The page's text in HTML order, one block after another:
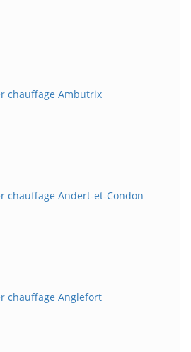
chauffage Ambutrix
chauffage Andert-et-Condon
chauffage Anglefort